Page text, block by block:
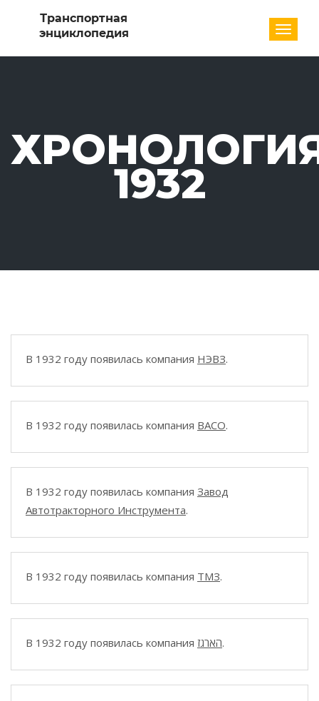
1932
В 1932 году появилась компания НЭВЗ.
В 1932 году появилась компания ВАСО.
В 1932 году появилась компания Завод
Автотракторного Инструмента.
В 1932 году появилась компания ТМЗ.
В 1932 году появилась компания הארגז.